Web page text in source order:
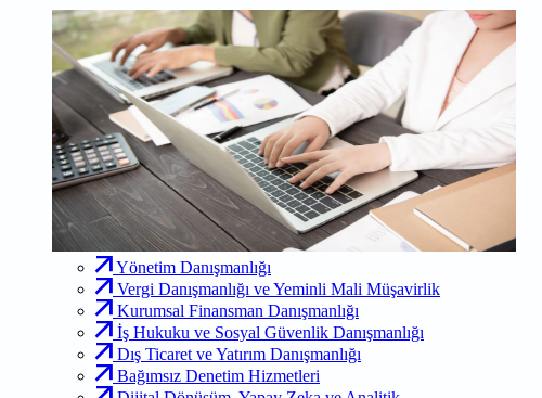
Yönetim Danışmanlığı
Vergi Danışmanlığı ve Yeminli Mali Müşavirlik
Kurumsal Finansman Danışmanlığı
İş Hukuku ve Sosyal Güvenlik Danışmanlığı
Dış Ticaret ve Yatırım Danışmanlığı
Bağımsız Denetim Hizmetleri